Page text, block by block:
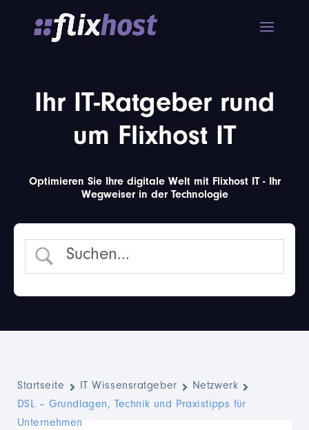
Ihr IT-Ratgeber rund
um Flixhost IT
Optimieren Sie Ihre digitale Welt mit Flixhost IT - Ihr
Wegweiser in der Technologie
Startseite IT Wissensratgeber
Netzwerk
DSL – Grundlagen, Technik und Praxistipps für
Unternehmen